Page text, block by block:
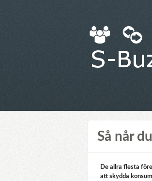
Så når
De allra flesta
att skydda